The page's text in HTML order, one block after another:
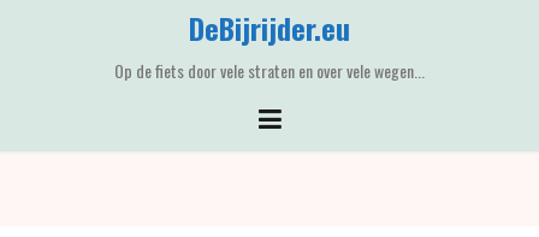
DeBijrijder.eu
Op de fiets door vele straten en over vele wegen...